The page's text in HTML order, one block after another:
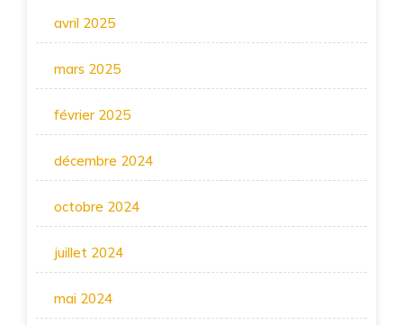
avril 2025
mars 2025
février 2025
décembre 2024
octobre 2024
juillet 2024
mai 2024